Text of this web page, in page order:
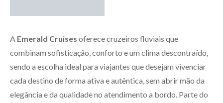
A Emerald Cruises oferece cruzeiros fluviais que
combinam sofisticação, conforto e um clima descontraído,
sendo a escolha ideal para viajantes que desejam vivenciar
cada destino de forma ativa e autêntica, sem abrir mão da
elegância e da qualidade no atendimento a bordo. Parte do